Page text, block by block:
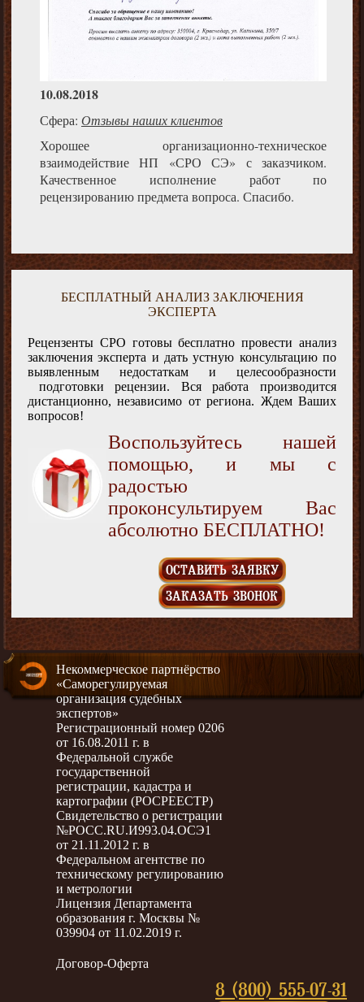
10.08.2018
Сфера: Отзывы наших клиентов
Хорошее организационно-техническое
взаимодействие НП «СРО СЭ» с заказчиком.
Качественное исполнение работ по
рецензированию предмета вопроса. Спасибо.
БЕСПЛАТНЫЙ АНАЛИЗ ЗАКЛЮЧЕНИЯ
ЭКСПЕРТА
Рецензенты СРО готовы бесплатно провести анализ
заключения эксперта и дать устную консультацию по
выявленным недостаткам и целесообразности
подготовки рецензии. Вся работа производится
дистанционно, независимо от региона. Ждем Ваших
вопросов!
Воспользуйтесь нашей
помощью, и мы с
радостью
проконсультируем Вас
абсолютно БЕСПЛАТНО!
ОСТАВИТЬ ЗАЯВКУ
ЗАКАЗАТЬ ЗВОНОК
Некоммерческое партнёрство
«Саморегулируемая
организация судебных
экспертов»
Регистрационный номер 0206
от 16.08.2011 г. в
Федеральной службе
государственной
регистрации, кадастра и
картографии (РОСРЕЕСТР)
Свидетельство о регистрации
№РОСС.RU.И993.04.ОСЭ1
от 21.11.2012 г. в
Федеральном агентстве по
техническому регулированию
и метрологии
Лицензия Департамента
образования г. Москвы №
039904 от 11.02.2019 г.
Договор-Оферта
8 (800) 555-07-31